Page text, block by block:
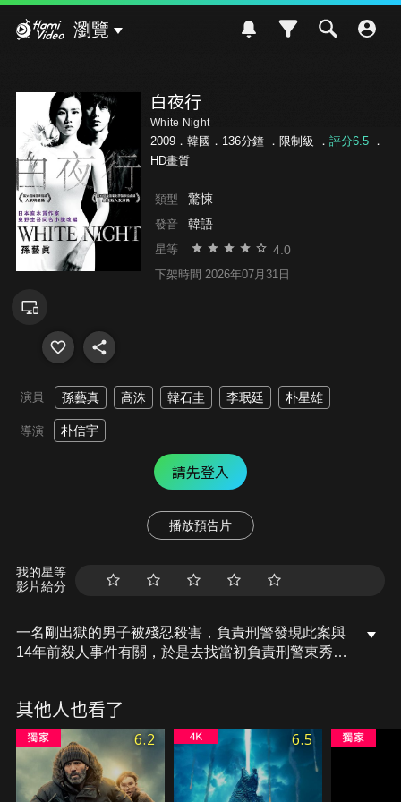
瀏覽
白夜行
White Night
2009．韓國．136分鐘 ． 限制級 ． 評分6.5．
HD畫質
類型 驚悚
發音 韓語
星等 4.0
下架時間 2026年07月31日
演員 孫藝真 高洙 韓石圭 李珉廷 朴星雄
導演 朴信宇
請先登入
播放預告片
我的星等
影片給分
一名剛出獄的男子被殘忍殺害，負責刑警發現此案與
14年前殺人事件有關，於是去找當初負責刑警東秀，
外遇到了東秀，兩人發現了約翰和迷湖令人震驚的過
去。14年前的神秘殺人事件，究竟真相是什麼呢？
其他人也看了
6.2 6.5